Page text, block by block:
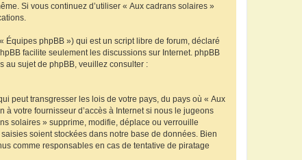
Si vous continuez d’utiliser « Aux cadrans solaires »
phpBB ») qui est un script libre de forum, déclaré
facilite seulement les discussions sur Internet. phpBB
au sujet de phpBB, veuillez consulter :
peut transgresser les lois de votre pays, du pays où « Aux
votre fournisseur d’accès à Internet si nous le jugeons
solaires » supprime, modifie, déplace ou verrouille
soient stockées dans notre base de données. Bien
comme responsables en cas de tentative de piratage